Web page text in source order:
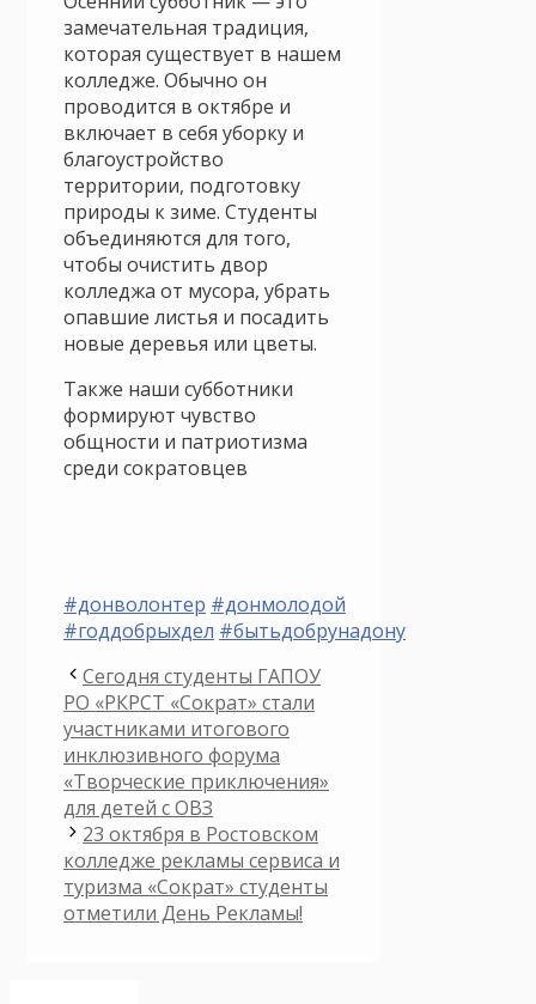
замечательная традиция,
которая существует в нашем
колледже. Обычно он
проводится в октябре и
включает в себя уборку и
благоустройство
территории, подготовку
природы к зиме. Студенты
объединяются для того,
чтобы очистить двор
колледжа от мусора, убрать
опавшие листья и посадить
новые деревья или цветы.
Также наши субботники
формируют чувство
общности и патриотизма
среди сократовцев
#донволонтер #донмолодой
#годдобрыхдел #бытьдобрунадону
Сегодня студенты ГАПОУ
РО «РКРСТ «Сократ» стали
участниками итогового
инклюзивного форума
«Творческие приключения»
для детей с ОВЗ
23 октября в Ростовском
колледже рекламы сервиса и
туризма «Сократ» студенты
отметили День Рекламы!